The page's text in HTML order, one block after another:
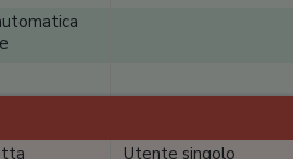
Utente singolo